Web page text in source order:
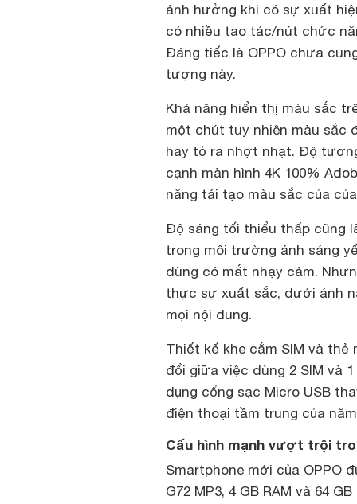
ảnh hưởng khi có sự xuất
có nhiều tao tác/nút chức
Đáng tiếc là OPPO chưa
tượng này.
Khả năng hiển thị màu sắc
một chút tuy nhiên màu sắc
hay tỏ ra nhợt nhạt. Độ
cạnh màn hình 4K 100%
năng tái tạo màu sắc của
Độ sáng tối thiểu thấp cũng
trong môi trường ánh sáng
dùng có mắt nhạy cảm.
thực sự xuất sắc, dưới ánh
mọi nội dung.
Thiết kế khe cắm SIM và
đổi giữa việc dùng 2 SIM và
dụng cổng sạc Micro USB
điện thoại tầm trung của năm
Cấu hình mạnh vượt trội
Smartphone mới của OPPO
G72 MP3, 4 GB RAM và 64